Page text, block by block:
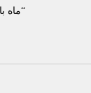
ماه بالاي سر تنهايي ست“